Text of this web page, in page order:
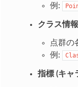
例:
クラス情
点群の
例:
指標 (キャ